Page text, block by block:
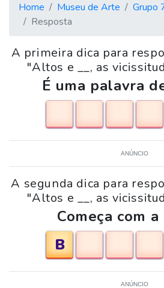
Home Museu de Arte Grupo
Resposta
A primeira dica para
"Altos e __, as
É uma palavra
ANÚNCIO
A segunda dica para
"Altos e __, as
Começa com
B
ANÚNCIO